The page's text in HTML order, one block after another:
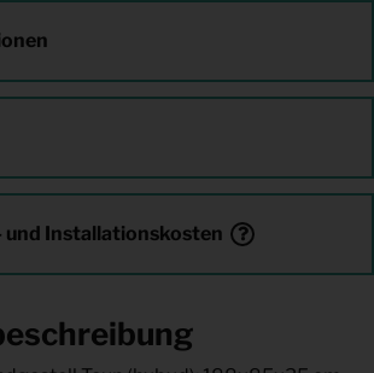
und Installationskosten